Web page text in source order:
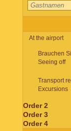
At the airport
Brauchen
Seeing off
Transport
Excursions
Order 2
Order 3
Order 4